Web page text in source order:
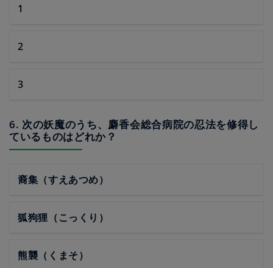
1
2
3
6. 次の妖魔のうち、麝香会総合病院の忍法を修得し
ているものはどれか？
裔集（すえあつめ）
狐狗狸（こっくり）
熊襲（くまそ）